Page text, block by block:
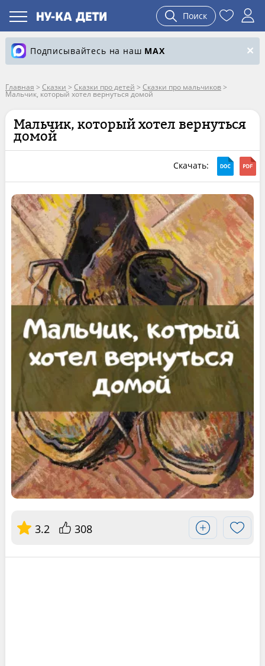
Поиск
Подписывайтесь на наш MAX
Главная > Сказки > Сказки про детей > Сказки про мальчиков>
Мальчик, который хотел вернуться домой
Мальчик, который хотел вернуться
домой
Скачать:
3.2 308